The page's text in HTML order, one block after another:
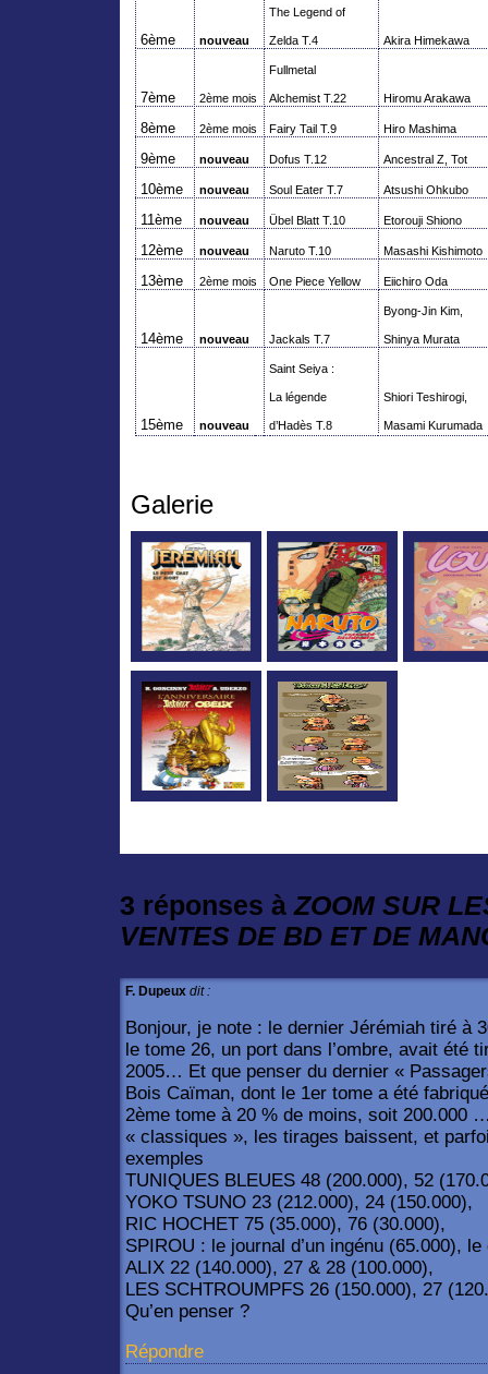
6ème nouveau
The Legend of
Zelda T.4 AkiraHimekawa
7ème 2ème mois
Fullmetal
Alchemist T.22 HiromuArakawa
8ème 2ème mois Fairy Tail T.9 Hiro Mashima
9ème nouveau Dofus T.12 Ancestral Z,Tot
10ème nouveau SoulEater T.7 Atsushi Ohkubo
11ème nouveau Übel Blatt T.10 Etorouji Shiono
12ème nouveau Naruto T.10 Masashi Kishimoto
13ème 2ème mois OnePiece Yellow Eiichiro Oda
14ème nouveau Jackals T.7
Byong-Jin Kim,
Shinya Murata
15ème nouveau
SaintSeiya :
La légende
d’Hadès T.8
Shiori Teshirogi
MasamiKurumada
Galerie
3 réponses àZOOM SUR
VENTES DE BD ET DE
F. Dupeux dit :
Bonjour, je note : le dernier Jérémiah tiré à
le tome 26, un port dans l’ombre, avait été
2005… Et que penser du dernier «
Bois Caïman, dont le 1er tome a été
2ème tome à 20 % de moins, soit 200.000
« classiques », les tirages baissent, et
exemples
TUNIQUES BLEUES 48 (200.000), 52
YOKO TSUNO 23 (212.000), 24 (150.000),
RIC HOCHET 75 (35.000), 76 (30.000),
SPIROU : le journal d’un ingénu (65.000),
ALIX 22 (140.000), 27 & 28 (100.000),
LES SCHTROUMPFS 26 (150.000), 27
Qu’en penser ?
Répondre